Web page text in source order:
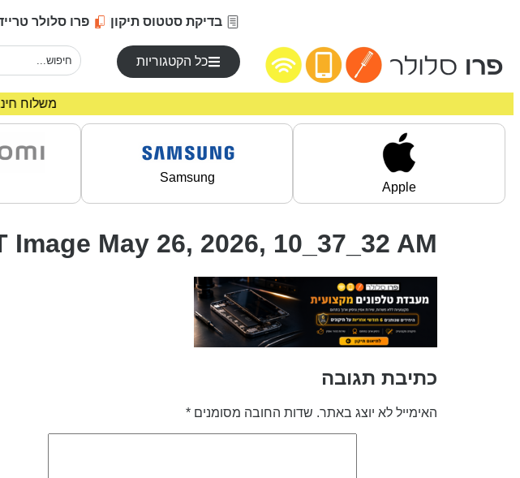
בדיקת סטטוס תיקון פרו סלולר
כל הקטגוריות
משלוח
Apple
Samsung
Image May 26, 2026, 10_37_32 AM
כתיבת תגובה
האימייל לא יוצג באתר. שדות החובה מסומנים *